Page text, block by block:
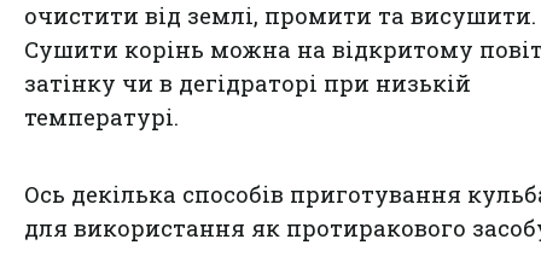
очистити від землі, промити та висушити.
Сушити корінь можна на відкритому
затінку чи в дегідраторі при низькій
температурі.
Ось декілька способів приготування
для використання як протиракового